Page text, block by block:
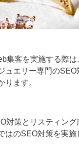
集客を実施する際
ュエリー専門の
ります。
対策とリスティン
はのSEO対策を実